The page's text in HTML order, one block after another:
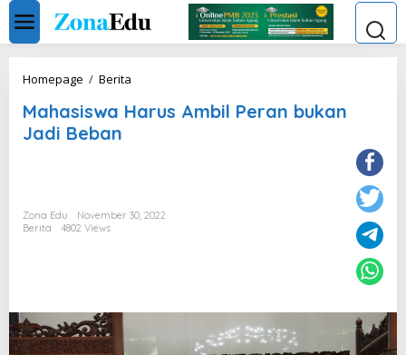
Skip
content
Homepage / Berita
Ambil
Mahasiswa Harus Ambil Peran bukan
Jadi Beban
Zona Edu
November 30, 2022
Berita
4802 Views